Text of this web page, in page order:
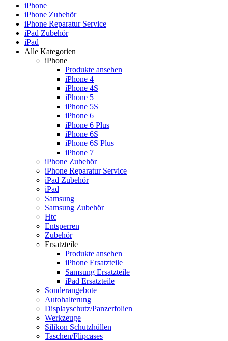
iPhone
iPhone Zubehör
iPhone Reparatur Service
iPad Zubehör
iPad
Alle Kategorien
iPhone
Produkte ansehen
iPhone 4
iPhone 4S
iPhone 5
iPhone 5S
iPhone 6
iPhone 6 Plus
iPhone 6S
iPhone 6S Plus
iPhone 7
iPhone Zubehör
iPhone Reparatur Service
iPad Zubehör
iPad
Samsung
Samsung Zubehör
Htc
Entsperren
Zubehör
Ersatzteile
Produkte ansehen
iPhone Ersatzteile
Samsung Ersatzteile
iPad Ersatzteile
Sonderangebote
Autohalterung
Displayschutz/Panzerfolien
Werkzeuge
Silikon Schutzhüllen
Taschen/Flipcases